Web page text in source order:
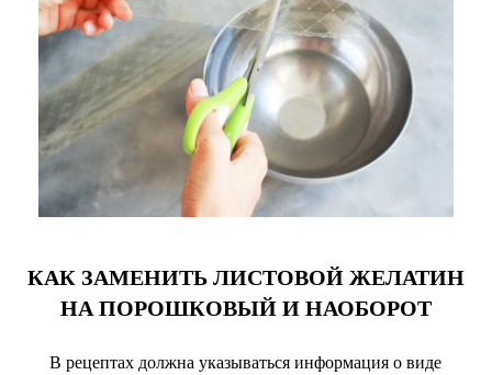
КАК ЗАМЕНИТЬ ЛИСТОВОЙ ЖЕЛАТИН
НА ПОРОШКОВЫЙ И НАОБОРОТ
В рецептах должна указываться информация о виде